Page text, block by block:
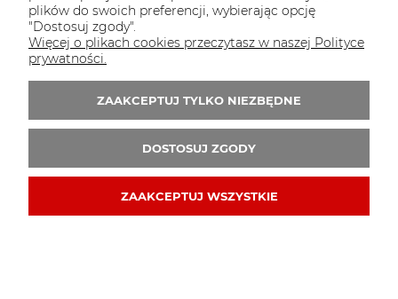
95-015 Głowno
tel.:
42 298-76-24
Zapisz się do newslettera
plików do swoich preferencji, wybierając opcję
"Dostosuj zgody".
Więcej o plikach cookies przeczytasz w naszej Polityce
prywatności.
ZAAKCEPTUJ TYLKO NIEZBĘDNE
DOSTOSUJ ZGODY
ZAAKCEPTUJ WSZYSTKIE